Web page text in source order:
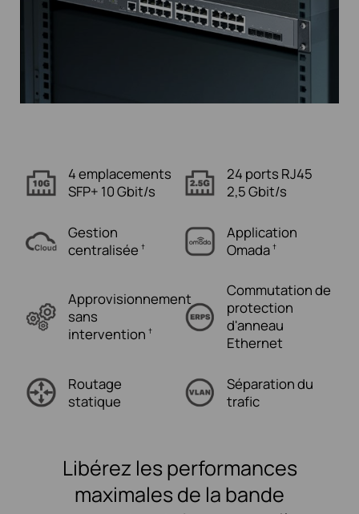
4 emplacements
SFP+ 10 Gbit/s
24 ports RJ45
2,5 Gbit/s
Gestion
centralisée †
Application
Omada †
Approvisionnement
sans
intervention †
Commutation de
protection
d'anneau
Ethernet
Routage
statique
Séparation du
trafic
Libérez les performances
maximales de la bande